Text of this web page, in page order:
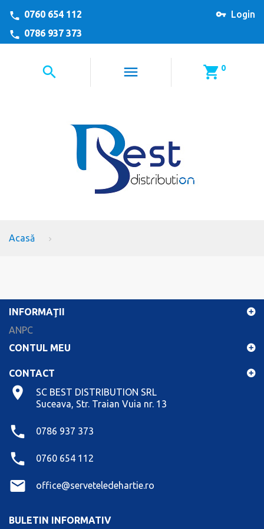
Login
0760 654 112
0786 937 373
0
Acasă
INFORMAŢII
ANPC
CONTUL MEU
CONTACT
SC BEST DISTRIBUTION SRL
Suceava, Str. Traian Vuia nr. 13
0786 937 373
0760 654 112
office@serveteledehartie.ro
BULETIN INFORMATIV